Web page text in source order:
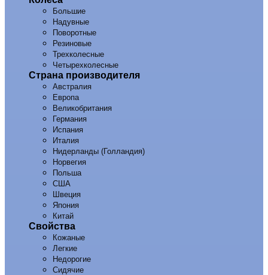
Большие
Надувные
Поворотные
Резиновые
Трехколесные
Четырехколесные
Страна производителя
Австралия
Европа
Великобритания
Германия
Испания
Италия
Нидерланды (Голландия)
Норвегия
Польша
США
Швеция
Япония
Китай
Свойства
Кожаные
Легкие
Недорогие
Сидячие